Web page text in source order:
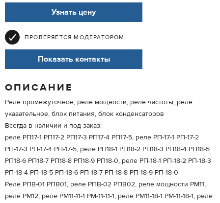
Узнать цену
ПРОВЕРЯЕТСЯ МОДЕРАТОРОМ
Показать контакты
ОПИСАНИЕ
Реле промежуточное, реле мощности, реле частоты, реле
указательное, блок питания, блок конденсаторов
Всегда в наличии и под заказ:
реле РП17-1 РП17-2 РП17-3 РП17-4 РП17-5, реле РП-17-1 РП-17-2
РП-17-3 РП-17-4 РП-17-5, реле РП18-1 РП18-2 РП18-3 РП18-4 РП18-5
РП18-6 РП18-7 РП18-8 РП18-9 РП18-0, реле РП-18-1 РП-18-2 РП-18-3
РП-18-4 РП-18-5 РП-18-6 РП-18-7 РП-18-8 РП-18-9 РП-18-0
Реле РПВ-01 РПВ01, реле РПВ-02 РПВ02, реле мощности РМ11,
реле РМ12, реле РМ11-11-1 РМ-11-11-1, реле РМ11-18-1 РМ-11-18-1, реле